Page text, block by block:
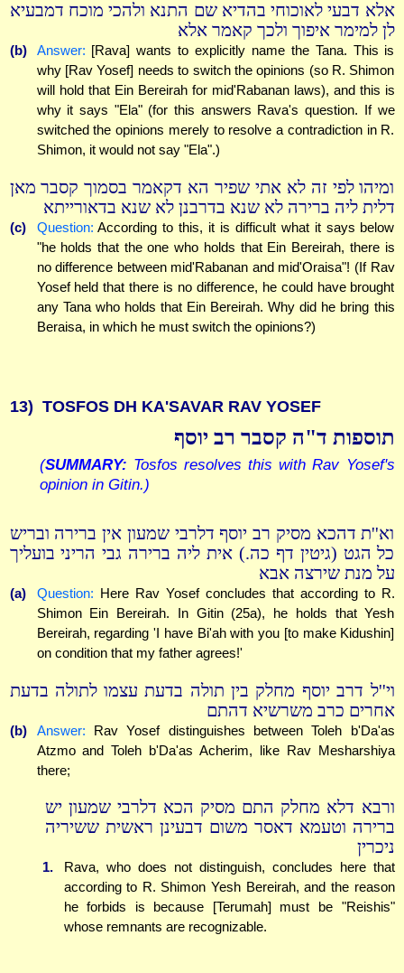
אלא דבעי לאוכוחי בהדיא שם התנא ולהכי מוכח דמבעיא
לן למימר איפוך ולכך קאמר אלא
(b) Answer: [Rava] wants to explicitly name the Tana. This is
why [Rav Yosef] needs to switch the opinions (so R. Shimon
will hold that Ein Bereirah for mid'Rabanan laws), and this is
why it says "Ela" (for this answers Rava's question. If we
switched the opinions merely to resolve a contradiction in R.
Shimon, it would not say "Ela".)
ומיהו לפי זה לא אתי שפיר הא דקאמר בסמוך קסבר מאן
דלית ליה ברירה לא שנא בדרבנן לא שנא בדאורייתא
(c) Question: According to this, it is difficult what it says below
"he holds that the one who holds that Ein Bereirah, there is
no difference between mid'Rabanan and mid'Oraisa"! (If Rav
Yosef held that there is no difference, he could have brought
any Tana who holds that Ein Bereirah. Why did he bring this
Beraisa, in which he must switch the opinions?)
13) TOSFOS DH KA'SAVAR RAV YOSEF
תוספות ד"ה קסבר רב יוסף
(SUMMARY: Tosfos resolves this with Rav Yosef's
opinion in Gitin.)
וא''ת דהכא מסיק רב יוסף דלרבי שמעון אין ברירה ובריש
כל הגט (גיטין דף כה.) אית ליה ברירה גבי הריני בועליך
על מנת שירצה אבא
(a) Question: Here Rav Yosef concludes that according to R.
Shimon Ein Bereirah. In Gitin (25a), he holds that Yesh
Bereirah, regarding 'I have Bi'ah with you [to make Kidushin]
on condition that my father agrees!'
וי''ל דרב יוסף מחלק בין תולה בדעת עצמו לתולה בדעת
אחרים כרב משרשיא דהתם
(b) Answer: Rav Yosef distinguishes between Toleh b'Da'as
Atzmo and Toleh b'Da'as Acherim, like Rav Mesharshiya
there;
ורבא דלא מחלק התם מסיק הכא דלרבי שמעון יש
ברירה וטעמא דאסר משום דבעינן ראשית ששיריה
ניכרין
1.
Rava, who does not distinguish, concludes here that
according to R. Shimon Yesh Bereirah, and the reason
he forbids is because [Terumah] must be "Reishis"
whose remnants are recognizable.